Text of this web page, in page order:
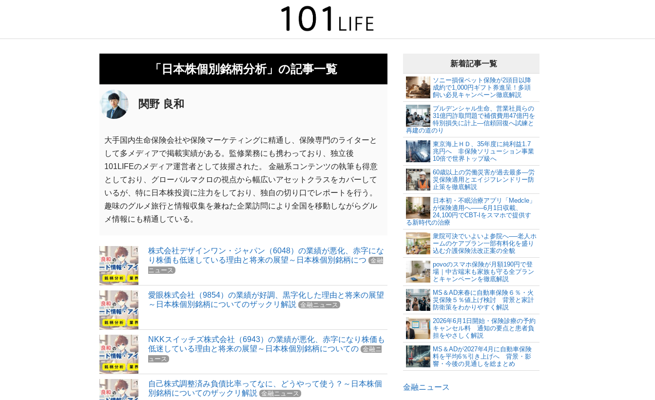
「日本株個別銘柄分析」の記事一覧
関野 良和
大手国内生命保険会社や保険マーケティングに精通し、保険専門のライターと
して多メディアで掲載実績がある。監修業務にも携わっており、独立後
101LIFEのメディア運営者として抜擢された。 金融系コンテンツの執筆も得意
としており、グローバルマクロの視点から幅広いアセットクラスをカバーして
いるが、特に日本株投資に注力をしており、独自の切り口でレポートを行う。
趣味のグルメ旅行と情報収集を兼ねた企業訪問により全国を移動しながらグル
メ情報にも精通している。
株式会社デザインワン・ジャパン（6048）の業績が悪化、赤字にな
り株価も低迷している理由と将来の展望～日本株個別銘柄につ
金融
ニュース
愛眼株式会社（9854）の業績が好調、黒字化した理由と将来の展望
～日本株個別銘柄についてのザックリ解説
金融ニュース
NKKスイッチズ株式会社（6943）の業績が悪化、赤字になり株価も
低迷している理由と将来の展望～日本株個別銘柄についての 金融ニ
ュース
自己株式調整済み負債比率ってなに、どうやって使う？～日本株個
別銘柄についてのザックリ解説
金融ニュース
新着記事一覧
ソニー損保ペット保険が2頭目以降
成約で1,000円ギフト券進呈！多頭
飼い必見キャンペーン徹底解説
プルデンシャル生命、営業社員らの
31億円詐取問題で補償費用47億円を
特別損失に計上―信頼回復へ試練と
再建の道のり
東京海上ＨＤ、35年度に純利益1.7
兆円へ 非保険ソリューション事業
10倍で世界トップ級へ
60歳以上の労働災害が過去最多―労
災保険適用とエイジフレンドリー防
止策を徹底解説
日本初・不眠治療アプリ「Medcle」
が保険適用へ――6月1日収載、
24,100円でCBT-Iをスマホで提供す
る新時代の治療
衆院可決でいよいよ参院へ──老人ホ
ームのケアプラン一部有料化を盛り
込む介護保険法改正案の全貌
povoのスマホ保険が月額190円で登
場｜中古端末も家族も守る全プラン
とキャンペーンを徹底解説
MS＆AD来春に自動車保険６％・火
災保険５％値上げ検討 背景と家計
防衛策をわかりやすく解説
2026年6月1日開始・保険診療の予約
キャンセル料 通知の要点と患者負
担をやさしく解説
MS＆ADが2027年4月に自動車保険
料を平均6％引き上げへ 背景・影
響・今後の見通しを総まとめ
金融ニュース